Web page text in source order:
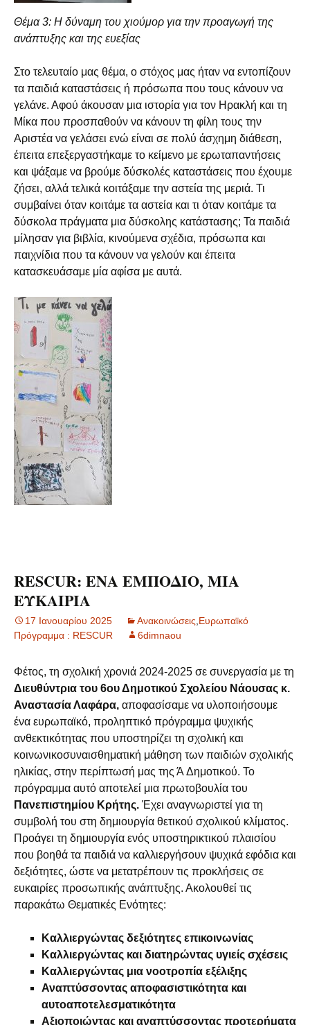
Θέμα 3: Η δύναμη του χιούμορ για την προαγωγή της
ανάπτυξης και της ευεξίας
Στο τελευταίο μας θέμα, ο στόχος μας ήταν να εντοπίζουν
τα παιδιά καταστάσεις ή πρόσωπα που τους κάνουν να
γελάνε. Αφού άκουσαν μια ιστορία για τον Ηρακλή και τη
Μίκα που προσπαθούν να κάνουν τη φίλη τους την
Αριστέα να γελάσει ενώ είναι σε πολύ άσχημη διάθεση,
έπειτα επεξεργαστήκαμε το κείμενο με ερωταπαντήσεις
και ψάξαμε να βρούμε δύσκολές καταστάσεις που έχουμε
ζήσει, αλλά τελικά κοιτάξαμε την αστεία της μεριά. Τι
συμβαίνει όταν κοιτάμε τα αστεία και τι όταν κοιτάμε τα
δύσκολα πράγματα μια δύσκολης κατάστασης; Τα παιδιά
μίλησαν για βιβλία, κινούμενα σχέδια, πρόσωπα και
παιχνίδια που τα κάνουν να γελούν και έπειτα
κατασκευάσαμε μία αφίσα με αυτά.
RESCUR: ΕΝΑ ΕΜΠΟΔΙΟ, ΜΙΑ
ΕΥΚΑΙΡΙΑ
17 Ιανουαρίου 2025 Ανακοινώσεις Ευρωπαϊκό
Πρόγραμμα : RESCUR
6dimnaou
Φέτος, τη σχολική χρονιά 2024-2025 σε συνεργασία με τη
Διευθύντρια του 6ου Δημοτικού Σχολείου Νάουσας κ.
Αναστασία Λαφάρα, αποφασίσαμε να υλοποιήσουμε
ένα ευρωπαϊκό, προληπτικό πρόγραμμα ψυχικής
ανθεκτικότητας που υποστηρίζει τη σχολική και
κοινωνικοσυναισθηματική μάθηση των παιδιών σχολικής
ηλικίας, στην περίπτωσή μας της Ά Δημοτικού. Το
πρόγραμμα αυτό αποτελεί μια πρωτοβουλία του
Πανεπιστημίου Κρήτης. Έχει αναγνωριστεί για τη
συμβολή του στη δημιουργία θετικού σχολικού κλίματος.
Προάγει τη δημιουργία ενός υποστηρικτικού πλαισίου
που βοηθά τα παιδιά να καλλιεργήσουν ψυχικά εφόδια και
δεξιότητες, ώστε να μετατρέπουν τις προκλήσεις σε
ευκαιρίες προσωπικής ανάπτυξης. Ακολουθεί τις
παρακάτω Θεματικές Ενότητες:
Καλλιεργώντας δεξιότητες επικοινωνίας
Καλλιεργώντας και διατηρώντας υγιείς σχέσεις
Καλλιεργώντας μια νοοτροπία εξέλιξης
Αναπτύσσοντας αποφασιστικότητα και
αυτοαποτελεσματικότητα
Αξιοποιώντας και αναπτύσσοντας προτερήματα